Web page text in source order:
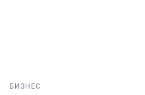
БИЗНЕС